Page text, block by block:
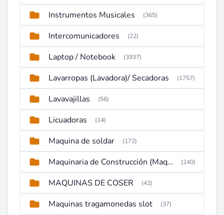
Instrumentos Musicales (365)
Intercomunicadores (22)
Laptop / Notebook (3937)
Lavarropas (Lavadora)/ Secadoras (1757)
Lavavajillas (56)
Licuadoras (14)
Maquina de soldar (172)
Maquinaria de Construcción (Maquinaria Pesada) (240)
MAQUINAS DE COSER (42)
Maquinas tragamonedas slot (37)